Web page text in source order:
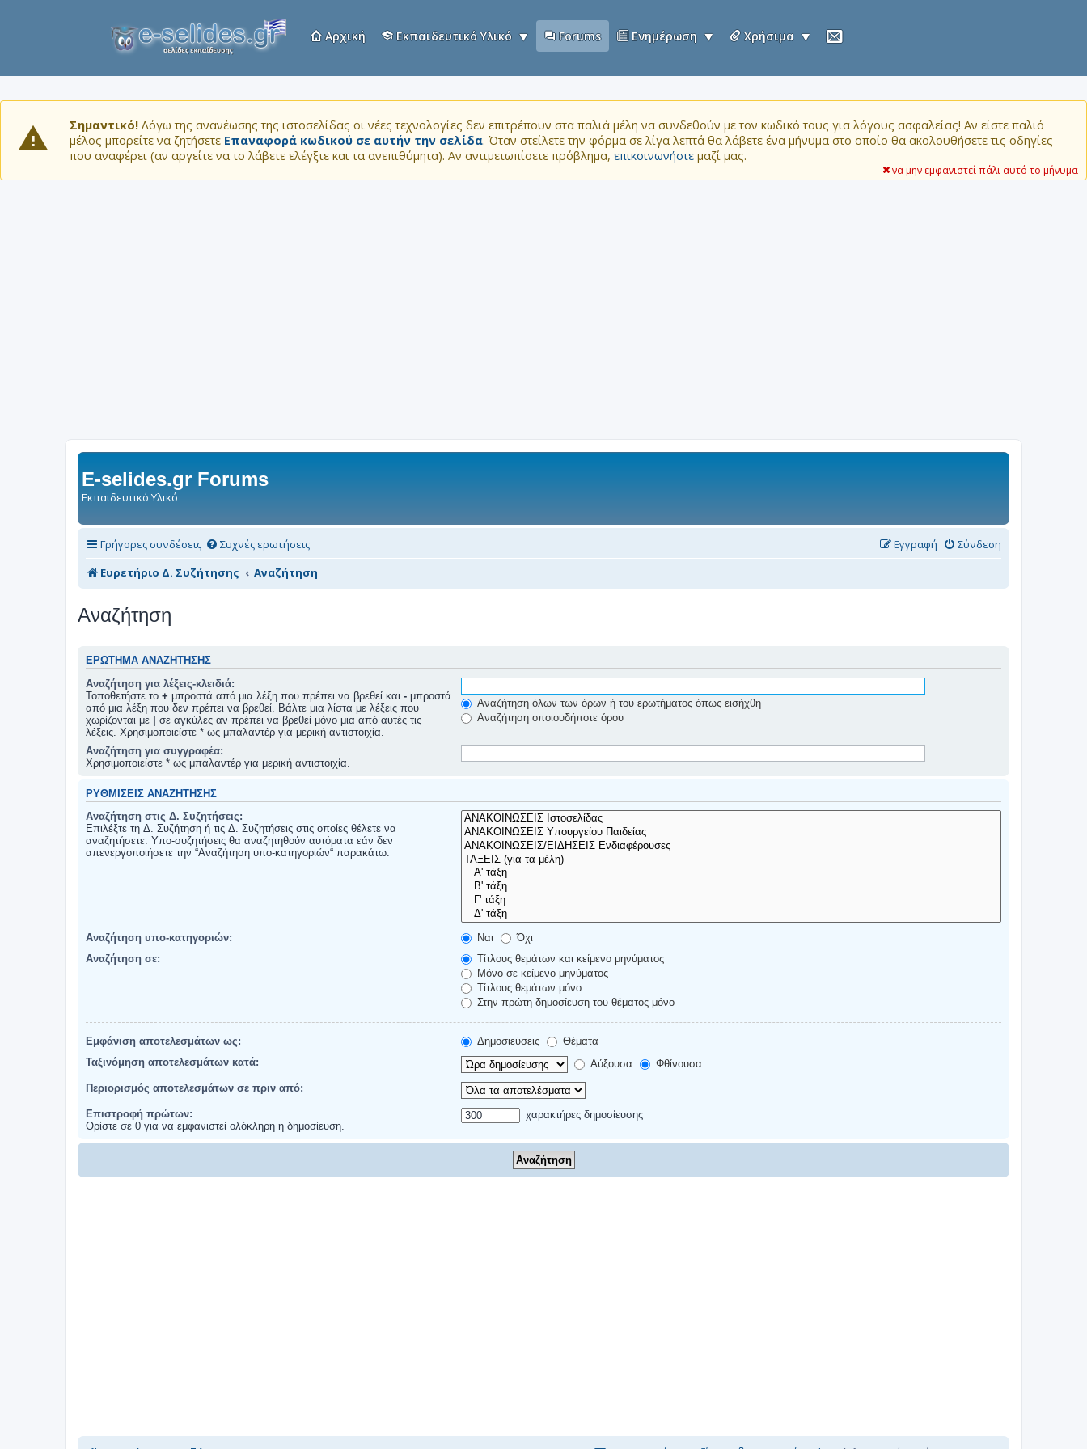
Αρχική Εκπαιδευτικό Υλικό Forums Ενημέρωση Χρήσιμα
Σημαντικό! Λόγω της ανανέωσης της ιστοσελίδας οι νέες τεχνολογίες δεν επιτρέπουν στα παλιά μέλη να συνδεθούν με τον κωδικό τους για λόγους ασφαλείας! Αν είστε παλιό
μέλος μπορείτε να ζητήσετε Επαναφορά κωδικού σε αυτήν την σελίδα. Όταν στείλετε την φόρμα σε λίγα λεπτά θα λάβετε ένα μήνυμα στο οποίο θα ακολουθήσετε τις οδηγίες
που αναφέρει (αν αργείτε να το λάβετε ελέγξτε και τα ανεπιθύμητα). Αν αντιμετωπίσετε πρόβλημα, επικοινωνήστε μαζί μας.
να μην εμφανιστεί πάλι αυτό το μήνυμα
E-selides.gr Forums
Εκπαιδευτικό Υλικό
Γρήγορες συνδέσεις Συχνές ερωτήσεις Σύνδεση
Εγγραφή
Ευρετήριο Δ. Συζήτησης
Αναζήτηση
Αναζήτηση
ΕΡΏΤΗΜΑ ΑΝΑΖΉΤΗΣΗΣ
Αναζήτηση για λέξεις-κλειδιά:
Τοποθετήστε το + μπροστά από μια λέξη που πρέπει να βρεθεί και - μπροστά
από μια λέξη που δεν πρέπει να βρεθεί. Βάλτε μια λίστα με λέξεις που
χωρίζονται με | σε αγκύλες αν πρέπει να βρεθεί μόνο μια από αυτές τις
λέξεις. Χρησιμοποιείστε * ως μπαλαντέρ για μερική αντιστοιχία.
Αναζήτηση όλων των όρων ή του ερωτήματος όπως εισήχθη
Αναζήτηση οποιουδήποτε όρου
Αναζήτηση για συγγραφέα:
Χρησιμοποιείστε * ως μπαλαντέρ για μερική αντιστοιχία.
ΡΥΘΜΊΣΕΙΣ ΑΝΑΖΉΤΗΣΗΣ
Αναζήτηση στις Δ. Συζητήσεις:
Επιλέξτε τη Δ. Συζήτηση ή τις Δ. Συζητήσεις στις οποίες θέλετε να
αναζητήσετε. Υπο-συζητήσεις θα αναζητηθούν αυτόματα εάν δεν
απενεργοποιήσετε την “Αναζήτηση υπο-κατηγοριών“ παρακάτω.
Αναζήτηση υπο-κατηγοριών: Ναι
Όχι
Αναζήτηση σε:
Τίτλους θεμάτων και κείμενο μηνύματος
Μόνο σε κείμενο μηνύματος
Τίτλους θεμάτων μόνο
Στην πρώτη δημοσίευση του θέματος μόνο
Εμφάνιση αποτελεσμάτων ως: Δημοσιεύσεις
Θέματα
Ταξινόμηση αποτελεσμάτων κατά:
Αύξουσα Φθίνουσα
Περιορισμός αποτελεσμάτων σε πριν από:
Επιστροφή πρώτων:
Ορίστε σε 0 για να εμφανιστεί ολόκληρη η δημοσίευση.
χαρακτήρες δημοσίευσης